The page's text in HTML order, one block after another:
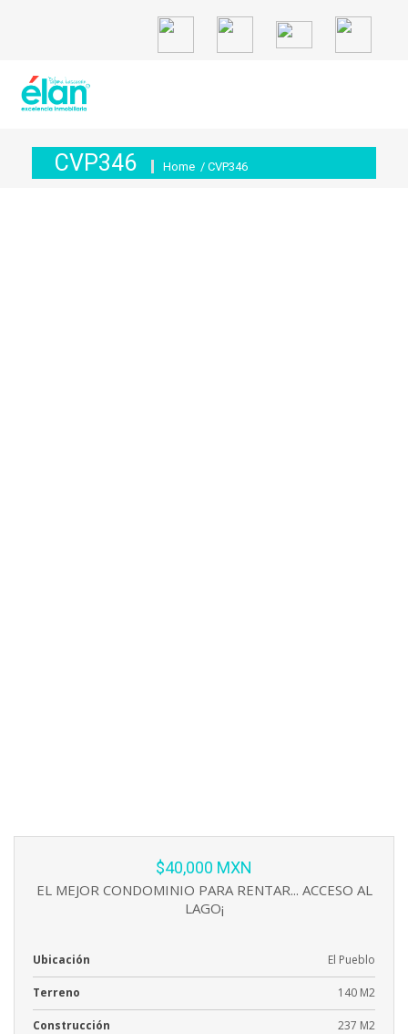
CVP346 Home / CVP346
$40,000 MXN
EL MEJOR CONDOMINIO PARA RENTAR... ACCESO AL
LAGO¡
Ubicación El Pueblo
Terreno 140 M2
Construcción 237 M2